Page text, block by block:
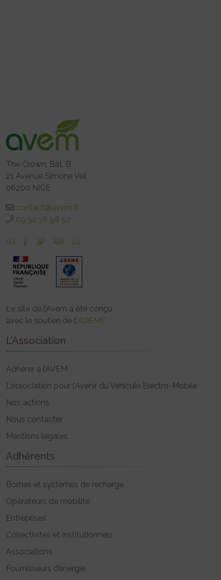
The Crown, Bât. B
21 Avenue Simone Veil
06200 NICE
contact@avem.fr
09 52 38 98 57
Le site de l’Avem a été conçu
avec le soutien de l’ADEME
L’Association
Adhérer à l’AVEM
L’association pour l’Avenir du Véhicule Electro-Mobile
Nos actions
Nous contacter
Mentions légales
Adhérents
Bornes et systèmes de recharge
Opérateurs de mobilité
Entreprises
Collectivités et institutionnels
Associations
Fournisseurs d’énergie